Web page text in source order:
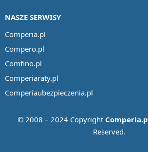
NASZE SERWISY
Comperia.pl
Compero.pl
Comfino.pl
Comperiaraty.pl
Comperiaubezpieczenia.pl
© 2008 – 2024 Copyright
Reserved.